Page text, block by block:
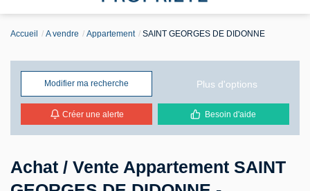
Biens vendus
Estimation
Gestion
Accueil A vendre Appartement SAINT GEORGES DE DIDONNE
Modifier ma recherche Plus d'options
Créer une alerte Besoin d'aide
Achat / Vente Appartement SAINT